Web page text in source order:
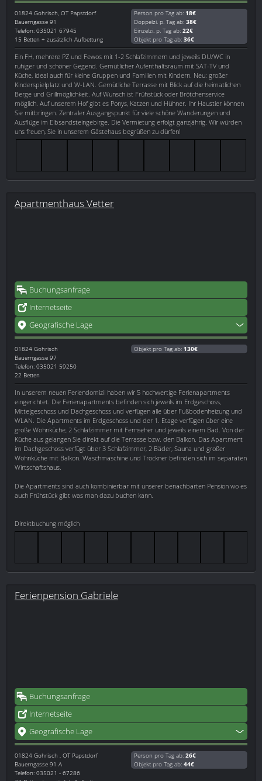
01824 Gohrisch, OT Papstdorf
Bauerngasse 91
Telefon: 035021 67945
15 Betten + zusätzlich Aufbettung
Person pro Tag ab: 18€
Doppelzi. p. Tag ab: 38€
Einzelzi. p. Tag ab: 22€
Objekt pro Tag ab: 36€
Ein FH, mehrere PZ und Fewos mit 1-2 Schlafzimmern und jeweils DU/WC in
ruhiger und schöner Gegend. Gemütlicher Aufenthaltsraum mit SAT-TV und
Küche, ideal auch für kleine Gruppen und Familien mit Kindern. Neu: großer
Kinderspielplatz und W-LAN. Gemütliche Terrasse mit Blick auf die heimatlichen
Berge und Grillmöglichkeit. Auf Wunsch ist Frühstück oder Brötchenservice
möglich. Auf unserem Hof gibt es Ponys, Katzen und Hühner. Ihr Haustier können
Sie mitbringen. Zentraler Ausgangspunkt für viele schöne Wanderungen und
Ausflüge im Elbsandsteingebirge. Die Vermietung erfolgt ganzjährig. Wir würden
uns freuen, Sie in unserem Gästehaus begrüßen zu dürfen!
Apartmenthaus Vetter
Buchungsanfrage
Internetseite
Geografische Lage
01824 Gohrisch
Bauerngasse 97
Telefon: 035021 59250
22 Betten
Objekt pro Tag ab: 130€
In unserem neuen Feriendomizil haben wir 5 hochwertige Ferienapartments
eingerichtet. Die Ferienapartments befinden sich jeweils im Erdgeschoss,
Mittelgeschoss und Dachgeschoss und verfügen alle über Fußbodenheizung und
WLAN. Die Apartments im Erdgeschoss und der 1. Etage verfügen über eine
große Wohnküche, 2 Schlafzimmer mit Fernseher und jeweils einem Bad. Von der
Küche aus gelangen Sie direkt auf die Terrasse bzw. den Balkon. Das Apartment
im Dachgeschoss verfügt über 3 Schlafzimmer, 2 Bäder, Sauna und großer
Wohnküche mit Balkon. Waschmaschine und Trockner befinden sich im separaten
Wirtschaftshaus.
Die Apartments sind auch kombinierbar mit unserer benachbarten Pension wo es
auch Frühstück gibt was man dazu buchen kann.
Direktbuchung möglich
Ferienpension Gabriele
Buchungsanfrage
Internetseite
Geografische Lage
01824 Gohrisch , OT Papstdorf
Bauerngasse 91 A
Telefon: 035021 - 67286
Person pro Tag ab: 26€
Objekt pro Tag ab: 44€